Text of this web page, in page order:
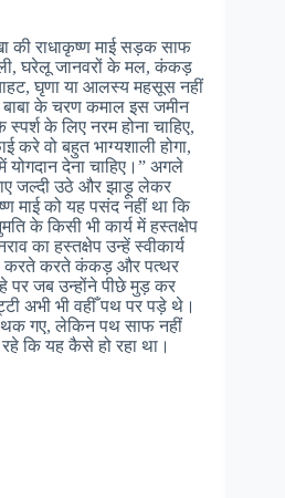
की राधाकृष्ण माई सड़क साफ
घरेलू जानवरों के मल, कंकड़
घृणा या आलस्य महसूस नहीं
बाबा के चरण कमाल इस जमीन
के लिए नरम होना चाहिए,
करे वो बहुत भाग्यशाली होगा,
योगदान देना चाहिए।” अगले
जल्दी उठे और झाड़ू लेकर
माई को यह पसंद नहीं था कि
के किसी भी कार्य में हस्तक्षेप
का हस्तक्षेप उन्हें स्वीकार्य
करते करते कंकड़ और पत्थर
जब उन्होंने पीछे मुड़ कर
अभी भी वहीँ पथ पर पड़े थे।
थक गए, लेकिन पथ साफ नहीं
कि यह कैसे हो रहा था।